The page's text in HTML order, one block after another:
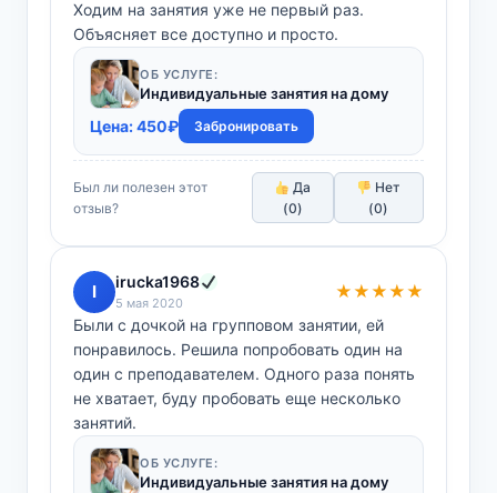
Ходим на занятия уже не первый раз.
Объясняет все доступно и просто.
ОБ УСЛУГЕ:
Индивидуальные занятия на дому
Цена:450₽ Забронировать
Был ли полезен этот
отзыв?
Да
(0)
Нет
(0)
I irucka1968
5 мая 2020
★★★★★
Были с дочкой на групповом занятии, ей
понравилось. Решила попробовать один на
один с преподавателем. Одного раза понять
не хватает, буду пробовать еще несколько
занятий.
ОБ УСЛУГЕ:
Индивидуальные занятия на дому